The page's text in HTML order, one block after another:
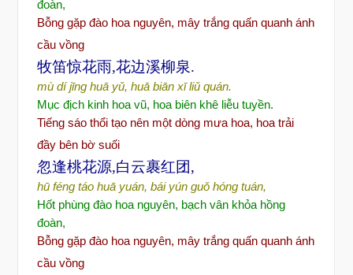
đoàn,
Bỗng gặp đào hoa nguyên, mây trắng quấn quanh ánh
cầu vồng
牧笛惊花雨,花边溪柳泉.
mù dí jīng huā yǔ, huā biān xī liǔ quán.
Mục địch kinh hoa vũ, hoa biên khê liễu tuyền.
Tiếng sáo thổi tạo nên một dòng mưa hoa, hoa trải
đầy bên bờ suối
忽逢桃花源,白云裹红团,
hū féng táo huā yuán, bái yún guǒ hóng tuán,
Hốt phùng đào hoa nguyên, bạch vân khỏa hồng
đoàn,
Bỗng gặp đào hoa nguyên, mây trắng quấn quanh ánh
cầu vồng